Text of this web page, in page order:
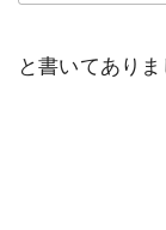
と書いてありま